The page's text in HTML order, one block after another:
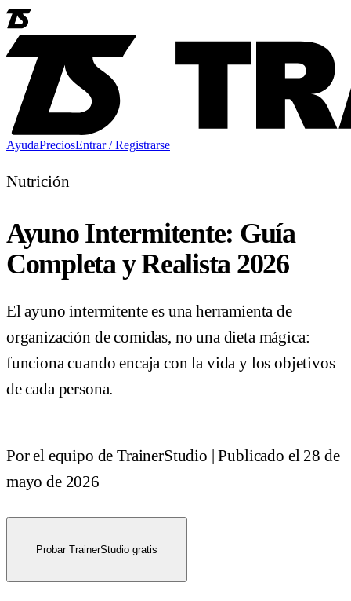
AyudaPreciosEntrar / Registrarse
Nutrición
Ayuno Intermitente: Guía
Completa y Realista 2026
El ayuno intermitente es una herramienta de
organización de comidas, no una dieta mágica:
funciona cuando encaja con la vida y los objetivos
de cada persona.
Por el equipo de TrainerStudio |Publicado el 28 de
mayo de 2026
Probar TrainerStudio gratis